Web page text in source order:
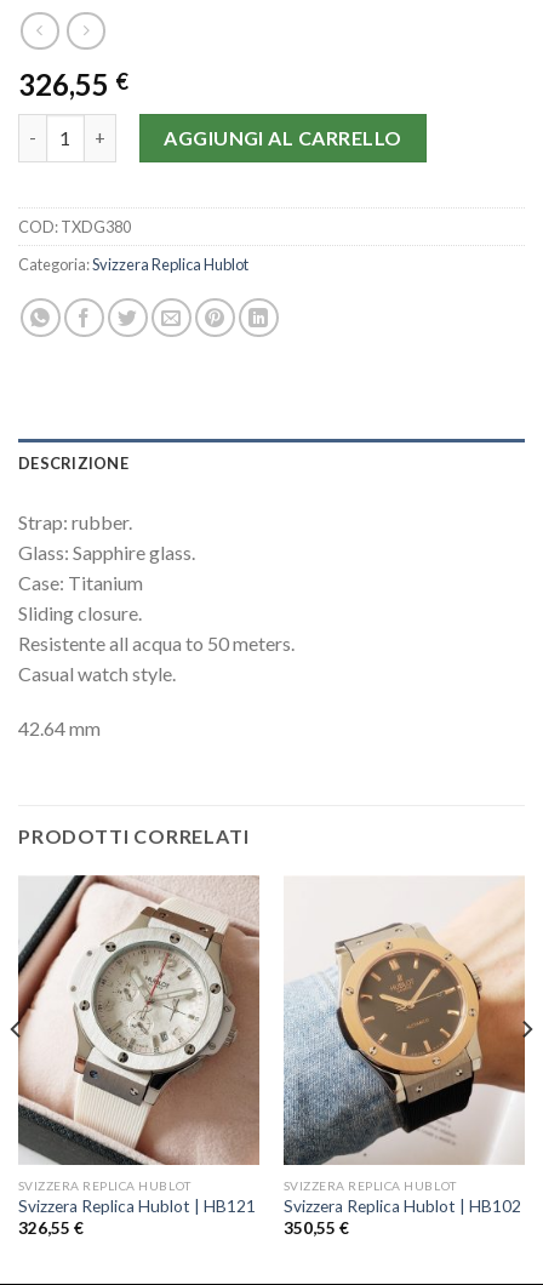
326,55 €
AGGIUNGI AL CARRELLO
COD:TXDG380
Categoria:Svizzera Replica Hublot
DESCRIZIONE
Strap: rubber.
Glass: Sapphire glass.
Case: Titanium
Sliding closure.
Resistente all acqua to 50 meters.
Casual watch style.
42.64 mm
PRODOTTI CORRELATI
SVIZZERA REPLICA HUBLOT
Svizzera Replica Hublot | HB121
326,55 €
SVIZZERA REPLICA HUBLOT
Svizzera Replica Hublot | HB102
350,55 €